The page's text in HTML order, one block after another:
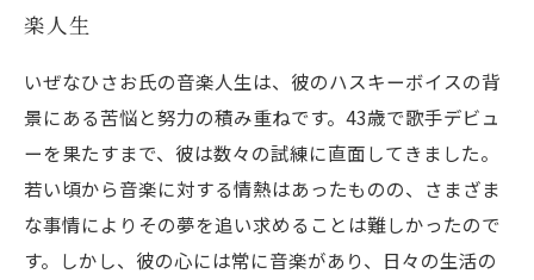
楽人生
いぜなひさお氏の音楽人生は、彼のハスキーボイスの背
景にある苦悩と努力の積み重ねです。43歳で歌手デビュ
ーを果たすまで、彼は数々の試練に直面してきました。
若い頃から音楽に対する情熱はあったものの、さまざま
な事情によりその夢を追い求めることは難しかったので
す。しかし、彼の心には常に音楽があり、日々の生活の